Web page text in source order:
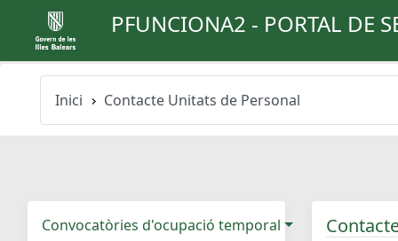
PFUNCIONA2 - PORTAL DE
Inici Contacte Unitats de Personal
Convocatòries d'ocupació temporal